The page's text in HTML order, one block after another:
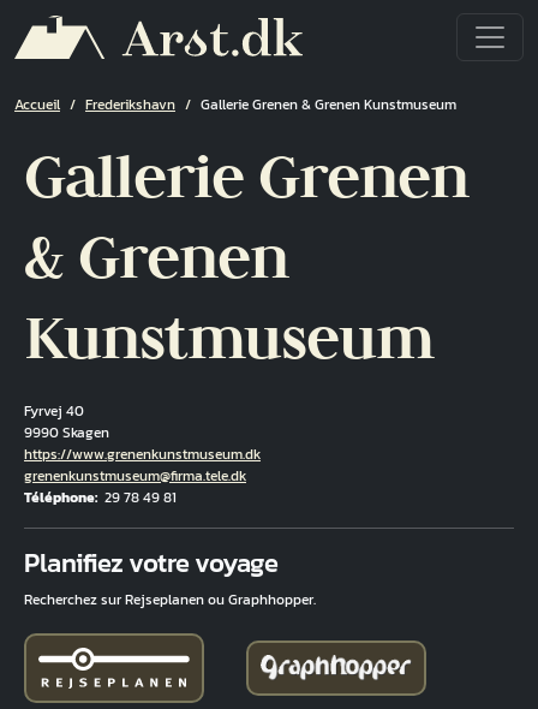
Fil d'Ariane
Accueil Frederikshavn Gallerie Grenen & Grenen Kunstmuseum
Gallerie Grenen
& Grenen
Kunstmuseum
Fyrvej 40
9990 Skagen
Hjemmeside
https://www.grenenkunstmuseum.dk
Courriel
grenenkunstmuseum@firma.tele.dk
Téléphone 29 78 49 81
Planifiez votre voyage
Recherchez sur Rejseplanen ou Graphhopper.